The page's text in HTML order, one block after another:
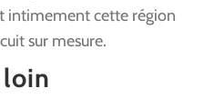
intimement cette région
sur mesure.